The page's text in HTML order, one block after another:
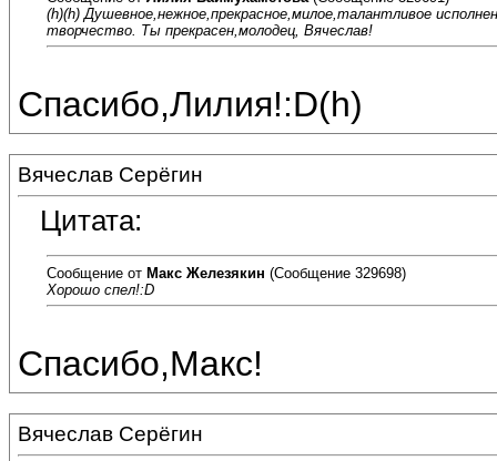
(h)(h) Душевное,нежное,прекрасное,милое,талантливое
творчество. Ты прекрасен,молодец, Вячеслав!
Спасибо,Лилия!:D(h)
Вячеслав Серёгин
Цитата:
Сообщение от Макс Железякин (Сообщение 329698)
Хорошо спел!:D
Спасибо,Макс!
Вячеслав Серёгин